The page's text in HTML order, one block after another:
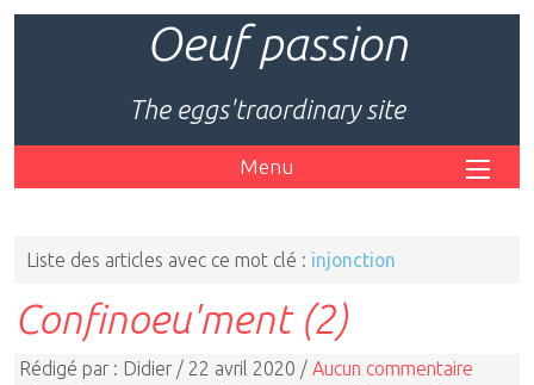
Oeuf passion
The eggs'traordinary site
Menu
Liste des articles avec ce mot clé : injonction
Confinoeu'ment (2)
Rédigé par : Didier / 22 avril 2020 / Aucun commentaire